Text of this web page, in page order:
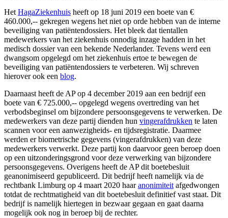
Het HagaZiekenhuis heeft op 18 juni 2019 een boete van €
460.000,-- gekregen wegens het niet op orde hebben van de interne
beveiliging van patiëntendossiers. Het bleek dat tientallen
medewerkers van het ziekenhuis onnodig inzage hadden in het
medisch dossier van een bekende Nederlander. Tevens werd een
dwangsom opgelegd om het ziekenhuis ertoe te bewegen de
beveiliging van patiëntendossiers te verbeteren. Wij schreven
hierover ook een blog.
Daarnaast heeft de AP op 4 december 2019 aan een bedrijf een
boete van € 725.000,-- opgelegd wegens overtreding van het
verbodsbeginsel om bijzondere persoonsgegevens te verwerken. De
medewerkers van deze partij dienden hun vingerafdrukken te laten
scannen voor een aanwezigheids- en tijdsregistratie. Daarmee
werden er biometrische gegevens (vingerafdrukken) van deze
medewerkers verwerkt. Deze partij kon daarvoor geen beroep doen
op een uitzonderingsgrond voor deze verwerking van bijzondere
persoonsgegevens. Overigens heeft de AP dit boetebesluit
geanonimiseerd gepubliceerd. Dit bedrijf heeft namelijk via de
rechtbank Limburg op 4 maart 2020 haaranonimiteit afgedwongen
totdat de rechtmatigheid van dit boetebesluit definitief vast staat. Dit
bedrijf is namelijk hiertegen in bezwaar gegaan en gaat daarna
mogelijk ook nog in beroep bij de rechter.